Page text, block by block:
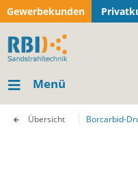
Gewerbekunden
Menü
Übersicht Borcarbid-